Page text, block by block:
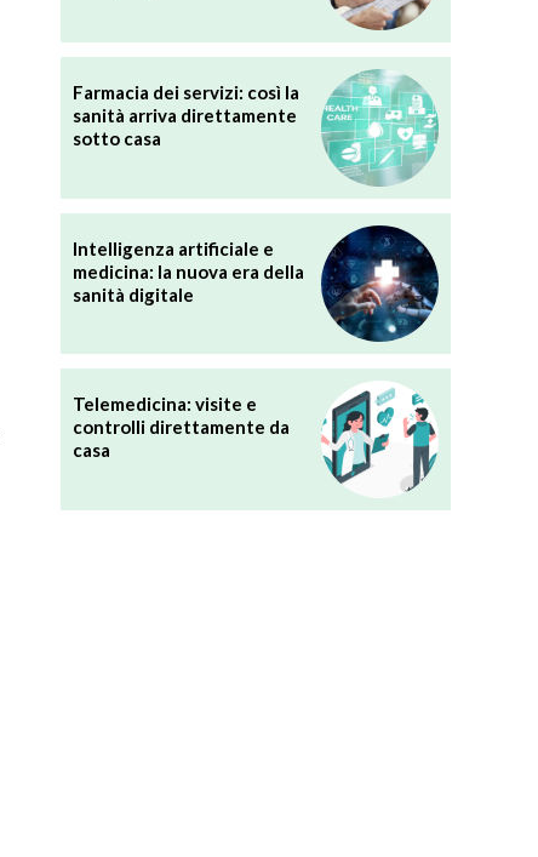
Farmacia dei servizi: così la
sanità arriva direttamente
sotto casa
Intelligenza artificiale e
medicina: la nuova era della
sanità digitale
Telemedicina: visite e
controlli direttamente da
casa